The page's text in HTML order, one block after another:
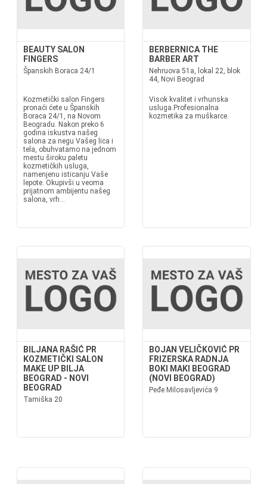
BEAUTY SALON
FINGERS
Španskih Boraca 24/1
Kozmetički salon Fingers
pronaći ćete u Španskih
Boraca 24/1, na Novom
Beogradu. Nakon preko 6
godina iskustva našeg
salona za negu Vašeg lica i
tela, obuhvatamo na jednom
mestu široku paletu
kozmetičkih usluga,
namenjenu isticanju Vaše
lepote. Okupivši u veoma
prijatnom ambijentu našeg
salona, vrh...
BERBERNICA THE
BARBER ART
Nehruova 51a, lokal 22, blok
44, Novi Beograd
Visok kvalitet i vrhunska
usluga.Profesionalna
kozmetika za muškarce.
BILJANA RAŠIĆ PR
KOZMETIČKI SALON
MAKE UP BILJA
BEOGRAD - NOVI
BEOGRAD
Tamiška 20
BOJAN VELIČKOVIĆ PR
FRIZERSKA RADNJA
BOKI MAKI BEOGRAD
(NOVI BEOGRAD)
Peđe Milosavljevića 9